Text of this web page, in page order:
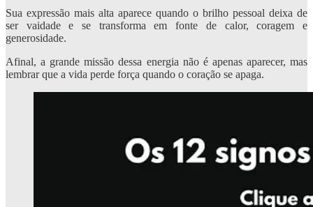
Sua expressão mais alta aparece quando o brilho pessoal deixa de
ser vaidade e se transforma em fonte de calor, coragem e
generosidade.
Afinal, a grande missão dessa energia não é apenas aparecer, mas
lembrar que a vida perde força quando o coração se apaga.